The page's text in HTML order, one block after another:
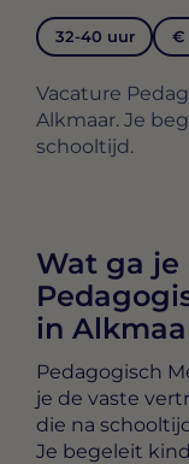
32-40 uur €
Vacature
Alkmaar. Je
schooltijd.
Wat ga je
in
Pedagogisch
je de vaste
die na
Je begeleit